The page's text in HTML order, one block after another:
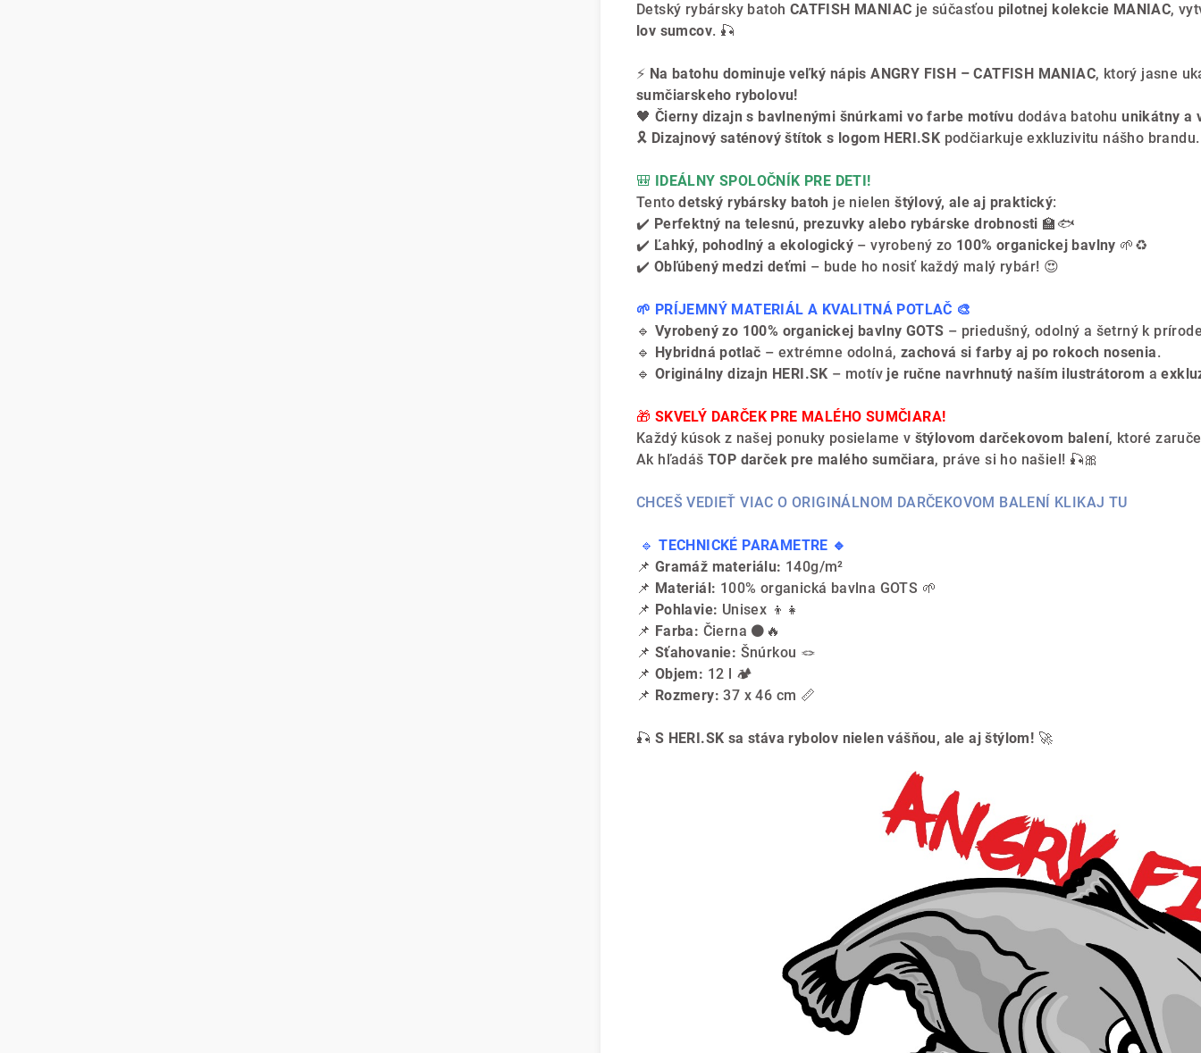
Detský rybársky batoh CATFISH MANIAC je súčasťou pilotnej kolekcie MANIAC,
lov sumcov. 🎣
⚡ Na batohu dominuje veľký nápis ANGRY FISH – CATFISH MANIAC, ktorý jasne
sumčiarskeho rybolovu!
🖤 Čierny dizajn s bavlnenými šnúrkami vo farbe motívu dodáva batohuunikátny a
🎗️ Dizajnový saténový štítok s logom HERI.SK podčiarkuje exkluzivitu nášho brandu.
🎒
IDEÁLNY SPOLOČNÍK PRE DETI!
Tentodetský rybársky batoh je nielenštýlový, ale aj praktický:
✔️ Perfektný na telesnú, prezuvky alebo rybárske drobnosti 🏫🐟
✔️ Ľahký, pohodlný a ekologický – vyrobený zo 100% organickej bavlny 🌱♻️
✔️ Obľúbený medzi deťmi – bude ho nosiť každý malý rybár! 😍
🌱 PRÍJEMNÝ MATERIÁL A KVALITNÁ POTLAČ 🎨
🔹 Vyrobený zo 100% organickej bavlny GOTS – priedušný, odolný a šetrný k
🔹
Hybridná potlač – extrémne odolná, zachová si farby aj po rokoch nosenia.
🔹 Originálny dizajn HERI.SK – motív je ručne navrhnutý naším ilustrátorom a
🎁 SKVELÝ DARČEK PRE MALÉHO SUMČIARA!
Každý kúsok z našej ponuky posielame v štýlovom darčekovom balení, ktoré
Ak hľadáš TOP darček pre malého sumčiara, práve si ho našiel! 🎣🎀
CHCEŠ VEDIEŤ VIAC O ORIGINÁLNOM DARČEKOVOM BALENÍ KLIKAJ TU
🔹TECHNICKÉ PARAMETRE 🔹
📌 Gramáž materiálu: 140g/m²
📌 Materiál: 100% organická bavlna GOTS 🌱
📌 Pohlavie: Unisex 👦👧
📌 Farba: Čierna ⚫🔥
📌 Sťahovanie: Šnúrkou 🪢
📌 Objem: 12 l 🏕️
📌 Rozmery: 37 x 46 cm 📏
🎣 S HERI.SK sa stáva rybolov nielen vášňou, ale aj štýlom! 🚀